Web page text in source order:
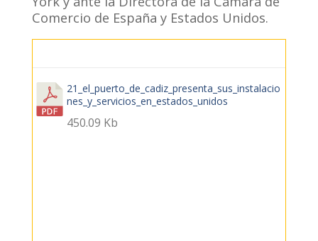
Comercio de España y Estados Unidos.
21_el_puerto_de_cadiz_presenta_sus_instalacio
nes_y_servicios_en_estados_unidos
450.09 Kb